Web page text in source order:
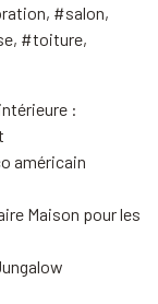
#salon,
#toiture,
:
américain
Maison pour les